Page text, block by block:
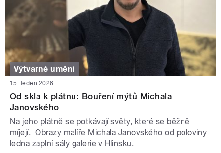
Výtvarné umění
15. leden 2026
Od skla k plátnu: Bouření mýtů Michala
Janovského
Na jeho plátně se potkávají světy, které se běžně
míjejí. Obrazy malíře Michala Janovského od poloviny
ledna zaplní sály galerie v Hlinsku.